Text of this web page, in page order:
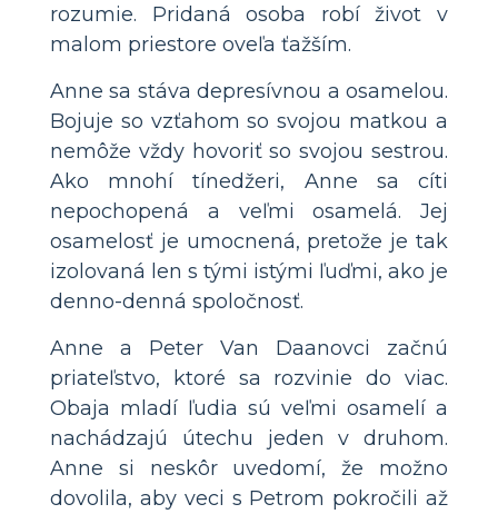
rozumie. Pridaná osoba robí život v
malom priestore oveľa ťažším.
Anne sa stáva depresívnou a osamelou.
Bojuje so vzťahom so svojou matkou a
nemôže vždy hovoriť so svojou sestrou.
Ako mnohí tínedžeri, Anne sa cíti
nepochopená a veľmi osamelá. Jej
osamelosť je umocnená, pretože je tak
izolovaná len s tými istými ľuďmi, ako je
denno-denná spoločnosť.
Anne a Peter Van Daanovci začnú
priateľstvo, ktoré sa rozvinie do viac.
Obaja mladí ľudia sú veľmi osamelí a
nachádzajú útechu jeden v druhom.
Anne si neskôr uvedomí, že možno
dovolila, aby veci s Petrom pokročili až